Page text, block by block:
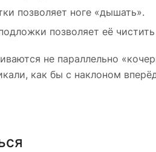
позволяет ноге «дышать».
позволяет её
не параллельно
как бы с наклоном